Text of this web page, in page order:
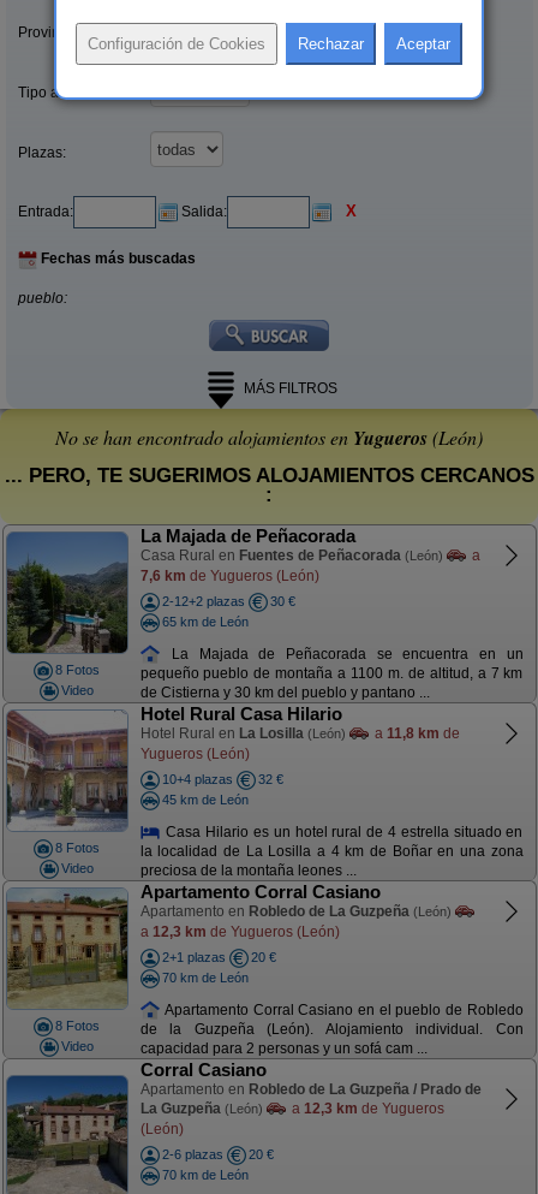
Provincias/Islas:
Tipo alquiler:
Plazas:
Entrada: Salida: X
Fechas más buscadas
pueblo:
MÁS FILTROS
No se han encontrado alojamientos en Yugueros(León)
... PERO, TE SUGERIMOS ALOJAMIENTOS CERCANOS
:
8 Fotos
Video
La Majada de Peñacorada
Casa Rural en Fuentes de Peñacorada (León)
a
7,6 km de Yugueros (León)
2-12+2 plazas
30 €
65 km de León
La Majada de Peñacorada se encuentra en un
pequeño pueblo de montaña a 1100 m. de altitud, a 7 km
de Cistierna y 30 km del pueblo y pantano ...
8 Fotos
Video
Hotel Rural Casa Hilario
Hotel Rural en La Losilla (León) a 11,8 km de
Yugueros (León)
10+4 plazas
32 €
45 km de León
Casa Hilario es un hotel rural de 4 estrella situado en
la localidad de La Losilla a 4 km de Boñar en una zona
preciosa de la montaña leones ...
8 Fotos
Video
Apartamento Corral Casiano
Apartamento en Robledo de La Guzpeña (León)
a 12,3 km de Yugueros (León)
2+1 plazas
20 €
70 km de León
Apartamento Corral Casiano en el pueblo de Robledo
de la Guzpeña (León). Alojamiento individual. Con
capacidad para 2 personas y un sofá cam ...
Corral Casiano
Apartamento en Robledo de La Guzpeña / Prado de
La Guzpeña (León) a 12,3 km de Yugueros
(León)
2-6 plazas
20 €
70 km de León